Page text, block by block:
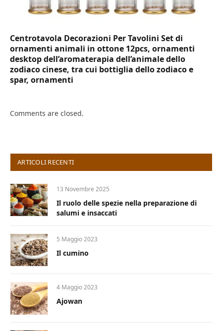
Centrotavola Decorazioni Per Tavolini Set di
ornamenti animali in ottone 12pcs, ornamenti
desktop dell’aromaterapia dell’animale dello
zodiaco cinese, tra cui bottiglia dello zodiaco e
spar, ornamenti
Comments are closed.
ARTICOLI RECENTI
13 Novembre 2025
Il ruolo delle spezie nella preparazione di
salumi e insaccati
5 Maggio 2023
Il cumino
4 Maggio 2023
Ajowan